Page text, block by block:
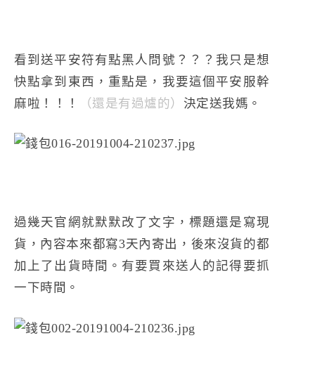
看到送平安符有點黑人問號？？？我只是想
快點拿到東西，重點是，我要這個平安服幹
麻啦！！！
（還是有過爐的） 決定送我媽。
過幾天官網就默默改了文字，標題還是寫現
貨，內容本來都寫3天內寄出，後來沒貨的都
加上了出貨時間。有要買來送人的記得要抓
一下時間。